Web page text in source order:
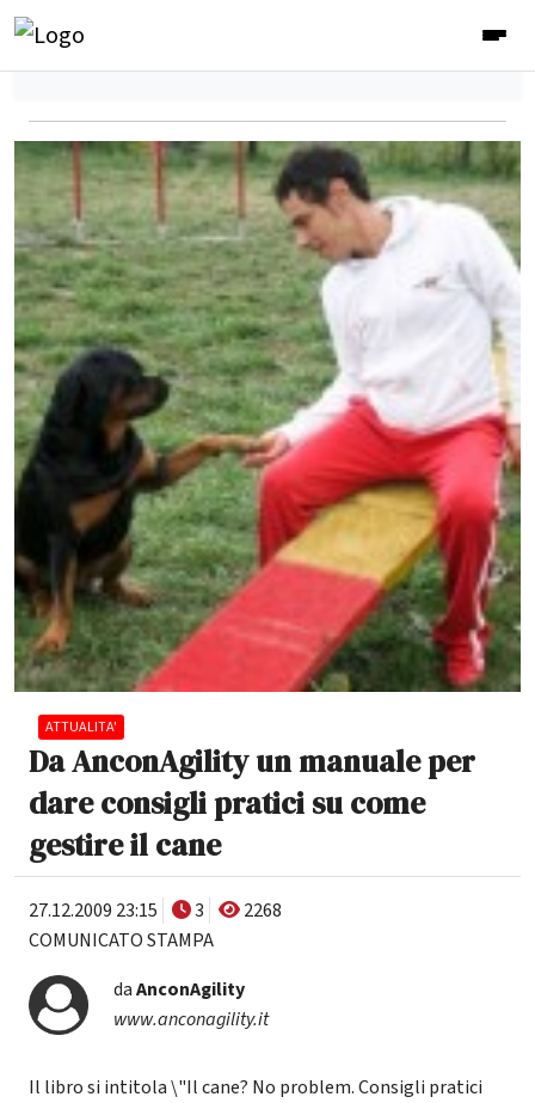
ATTUALITA'
Da AnconAgility un manuale per
dare consigli pratici su come
gestire il cane
27.12.2009 23:15 3
2268
COMUNICATO STAMPA
daAnconAgility
www.anconagility.it
Il libro si intitola \"Il cane? No problem. Consigli pratici